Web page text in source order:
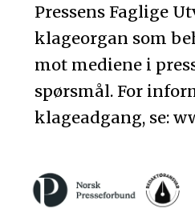
Pressens Faglige
klageorgan som
mot mediene i
spørsmål. For
klageadgang, se: